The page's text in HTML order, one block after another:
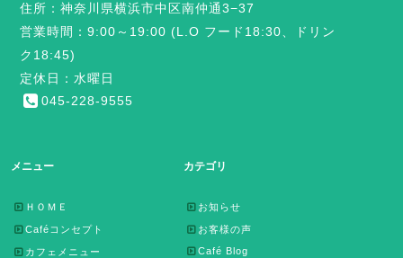
住所：神奈川県横浜市中区南仲通3−37
営業時間：9:00～19:00 (L.O フード18:30、ドリン
ク18:45)
定休日：水曜日
045-228-9555
メニュー
ＨＯＭＥ
Caféコンセプト
カフェメニュー
カテゴリ
お知らせ
お客様の声
Café Blog